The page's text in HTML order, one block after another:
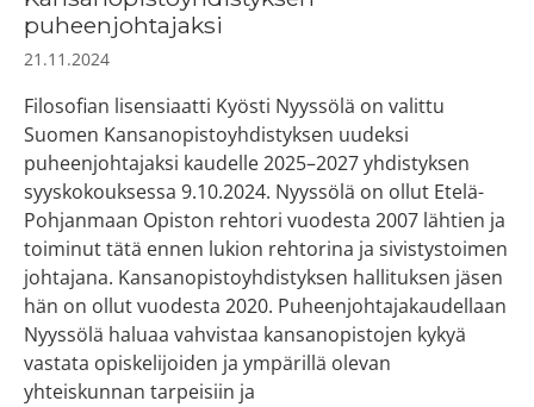
puheenjohtajaksi
21.11.2024
Filosofian lisensiaatti Kyösti Nyyssölä on valittu
Suomen Kansanopistoyhdistyksen uudeksi
puheenjohtajaksi kaudelle 2025–2027 yhdistyksen
syyskokouksessa 9.10.2024. Nyyssölä on ollut Etelä-
Pohjanmaan Opiston rehtori vuodesta 2007 lähtien ja
toiminut tätä ennen lukion rehtorina ja sivistystoimen
johtajana. Kansanopistoyhdistyksen hallituksen jäsen
hän on ollut vuodesta 2020. Puheenjohtajakaudellaan
Nyyssölä haluaa vahvistaa kansanopistojen kykyä
vastata opiskelijoiden ja ympärillä olevan
yhteiskunnan tarpeisiin ja